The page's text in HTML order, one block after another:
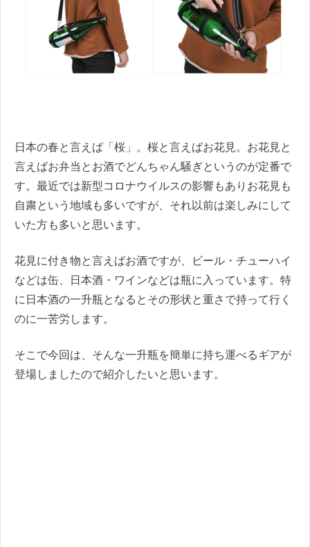
日本の春と言えば「桜」。桜と言えばお花見。お花見と
言えばお弁当とお酒でどんちゃん騒ぎというのが定番で
す。最近では新型コロナウイルスの影響もありお花見も
自粛という地域も多いですが、それ以前は楽しみにして
いた方も多いと思います。
花見に付き物と言えばお酒ですが、ビール・チューハイ
などは缶、日本酒・ワインなどは瓶に入っています。特
に日本酒の一升瓶となるとその形状と重さで持って行く
のに一苦労します。
そこで今回は、そんな一升瓶を簡単に持ち運べるギアが
登場しましたので紹介したいと思います。